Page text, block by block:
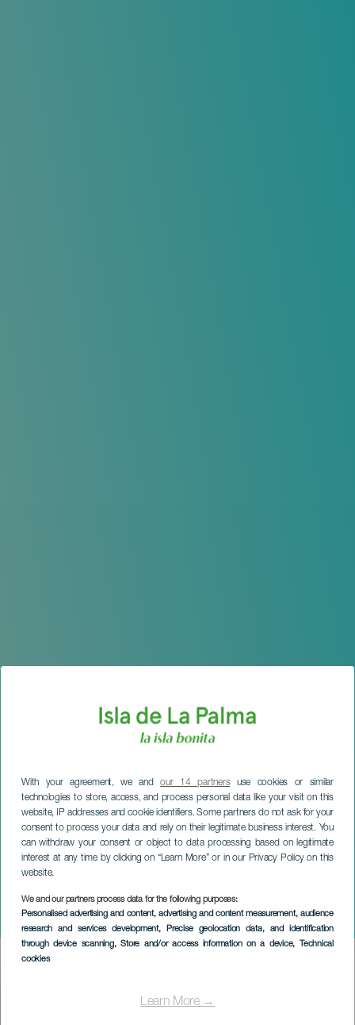
With your agreement, we andour 14 partnersuse cookies or similar
technologies to store, access, and process personal data like your visit on this
website, IP addresses and cookie identifiers. Some partners do not ask for your
consent to process your data and rely on their legitimate business interest. You
can withdraw your consent or object to data processing based on legitimate
interest at any time by clicking on “Learn More” or in our Privacy Policy on this
website.
We and our partners process data for the following purposes:
Personalised advertising and content, advertising and content measurement, audience
research and services development, Precise geolocation data, and identification
through device scanning, Store and/or access information on a device, Technical
cookies
Learn More →
Tajadre en Navidad
LA PALMA
Imagen